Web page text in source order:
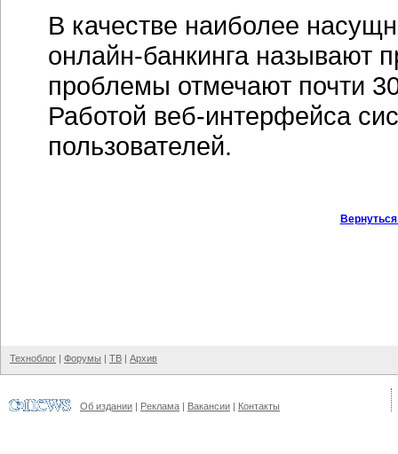
В качестве наиболее
онлайн-банкинганазывают
проблемы отмечают почти
Работой веб-интерфейса
пользователей.
Техноблог | Форумы | ТВ | Архив
Об издании | Реклама | Вакансии | Контакты